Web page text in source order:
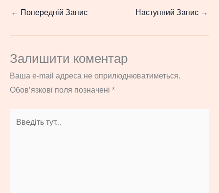
← Попередній Запис Наступний Запис →
Залишити коментар
Ваша e-mail адреса не оприлюднюватиметься.
Обов’язкові поля позначені *